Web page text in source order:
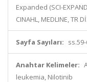
Expanded (SCI-
CINAHL, MEDLINE, TR
Sayfa Sayıları:
Anahtar Kelimeler:
leukemia, Nilotinib